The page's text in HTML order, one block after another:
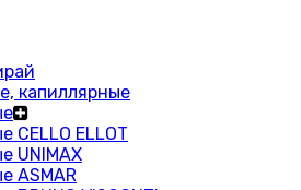
капиллярные
CELLO ELLOT
UNIMAX
ASMAR